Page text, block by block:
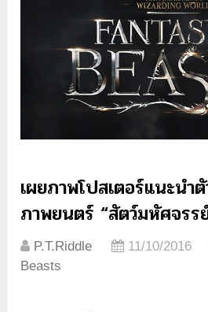
เผยภาพโปสเตอร์แนะนำ
ภาพยนตร์ “สัตว์มหัศจรร
P.T.Riddle 11/10/2016
Beasts